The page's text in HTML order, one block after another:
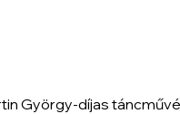
György-díjas